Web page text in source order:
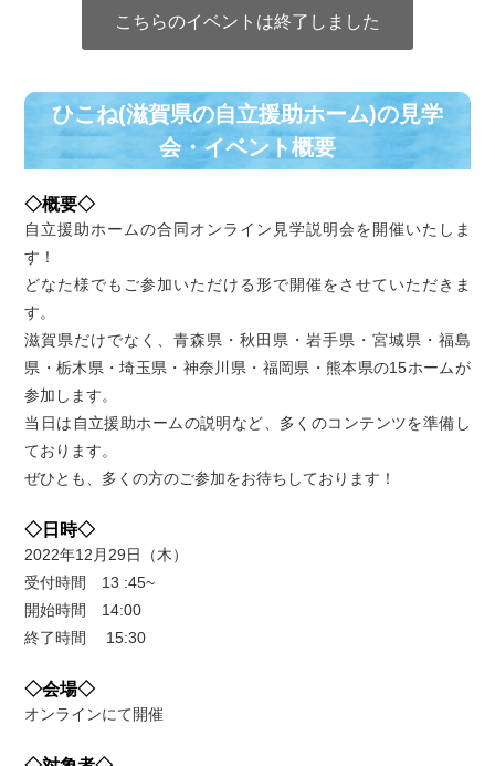
こちらのイベントは終了しました
ひこね(滋賀県の自立援助ホーム)の⾒学
会・イベント概要
◇概要◇
自立援助ホームの合同オンライン見学説明会を開催いたしま
す！
どなた様でもご参加いただける形で開催をさせていただきま
す。
滋賀県だけでなく、青森県・秋田県・岩手県・宮城県・福島
県・栃木県・埼玉県・神奈川県・福岡県・熊本県の15ホームが
参加します。
当日は自立援助ホームの説明など、多くのコンテンツを準備し
ております。
ぜひとも、多くの方のご参加をお待ちしております！
◇日時◇
2022年12月29日（木）
受付時間 13 :45~
開始時間 14:00
終了時間 15:30
◇会場◇
オンラインにて開催